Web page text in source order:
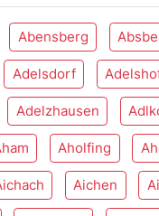
Abensberg
Adelsdorf
Adelzhausen
Aholfing
Aichen